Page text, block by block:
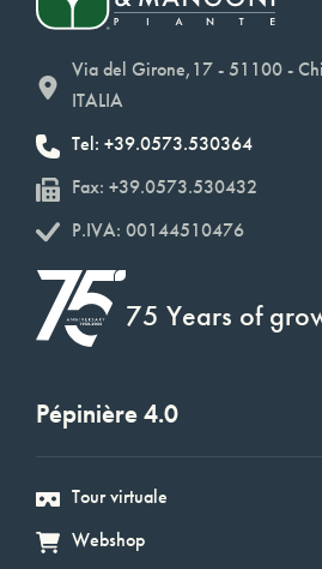
Via del Girone,17 - 51100 -
ITALIA
Tel: +39.0573.530364
Fax: +39.0573.530432
P.IVA: 00144510476
75 Years of
Pépinière 4.0
Tour virtuale
Webshop